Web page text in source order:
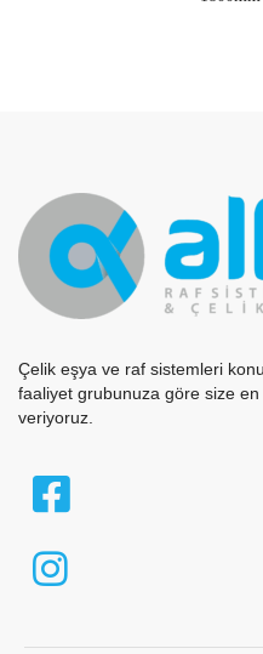
Çelik eşya ve raf sistemleri
faaliyet grubunuza göre size
veriyoruz.